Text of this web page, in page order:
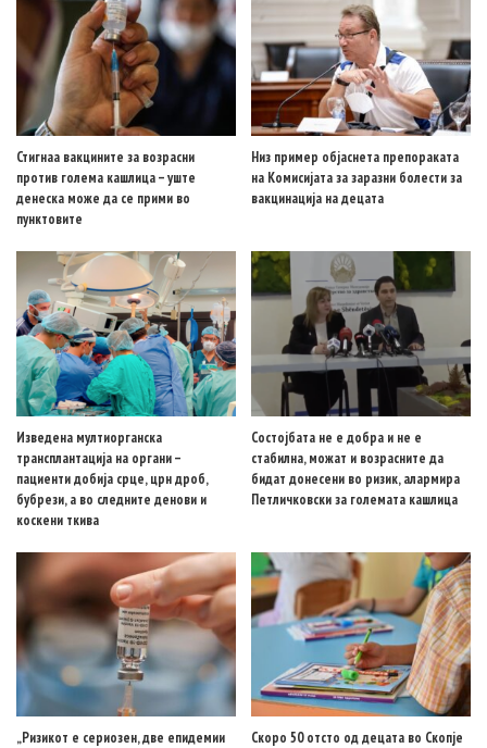
Стигнаа вакцините за возрасни
против голема кашлица – уште
денеска може да се прими во
пунктовите
Низ пример објаснета препораката
на Комисијата за заразни болести за
вакцинација на децата
Изведена мултиорганска
трансплантација на органи –
пациенти добија срце, црн дроб,
бубрези, а во следните денови и
коскени ткива
Состојбата не е добра и не е
стабилна, можат и возрасните да
бидат донесени во ризик, алармира
Петличковски за големата кашлица
„Ризикот е сериозен, две епидемии
Скоро 50 отсто од децата во Скопје